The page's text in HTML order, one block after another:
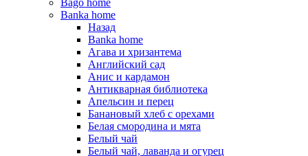
Bago home
Banka home
Назад
Banka home
Агава и хризантема
Английский сад
Анис и кардамон
Антикварная библиотека
Апельсин и перец
Банановый хлеб с орехами
Белая смородина и мята
Белый чай
Белый чай, лаванда и огурец